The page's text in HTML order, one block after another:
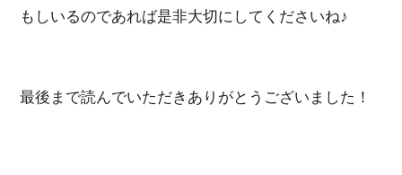
もしいるのであれば是非大切にしてくださいね♪
最後まで読んでいただきありがとうございました！